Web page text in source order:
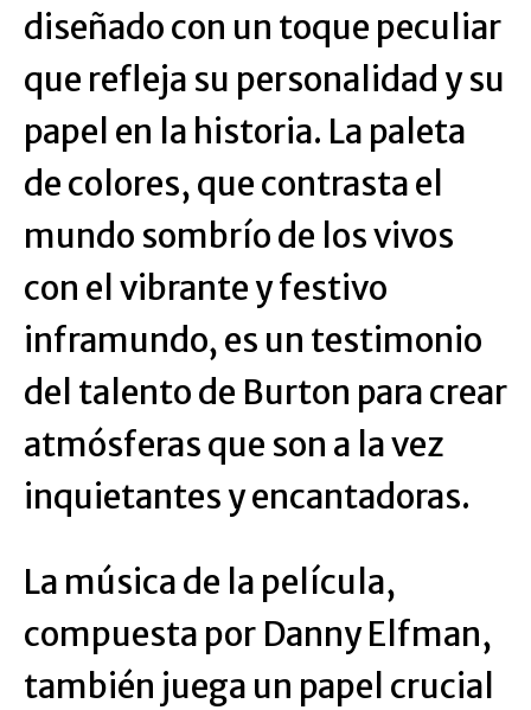
diseñado con un toque peculiar
que refleja su personalidad y su
papel en la historia. La paleta
de colores, que contrasta el
mundo sombrío de los vivos
con el vibrante y festivo
inframundo, es un testimonio
del talento de Burton para crear
atmósferas que son a la vez
inquietantes y encantadoras.
La música de la película,
compuesta por Danny Elfman,
también juega un papel crucial